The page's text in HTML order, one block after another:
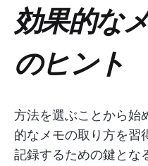
効果的な
のヒント
方法を選ぶことから始
的なメモの取り方を習
記録するための鍵とな